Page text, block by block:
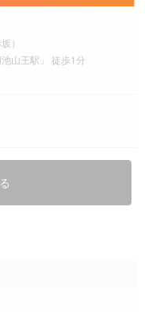
）
山王駅」 徒歩1分